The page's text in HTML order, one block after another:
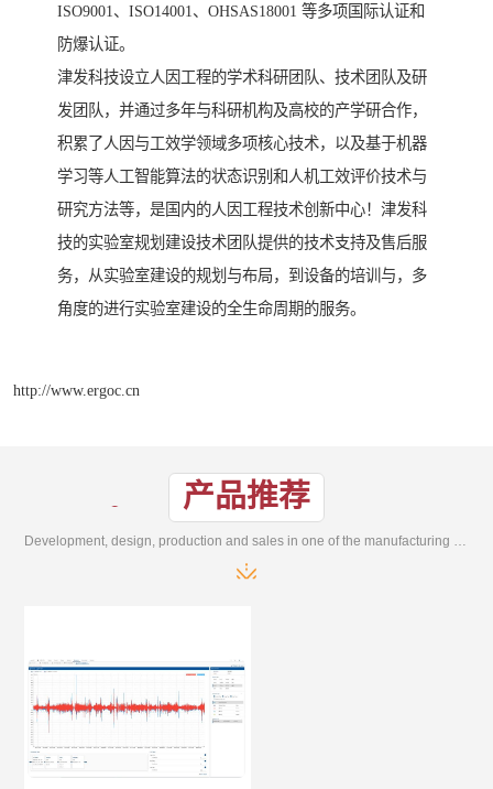
ISO9001、ISO14001、OHSAS18001 等多项国际认证和
防爆认证。
津发科技设立人因工程的学术科研团队、技术团队及研
发团队，并通过多年与科研机构及高校的产学研合作，
积累了人因与工效学领域多项核心技术，以及基于机器
学习等人工智能算法的状态识别和人机工效评价技术与
研究方法等，是国内的人因工程技术创新中心！津发科
技的实验室规划建设技术团队提供的技术支持及售后服
务，从实验室建设的规划与布局，到设备的培训与，多
角度的进行实验室建设的全生命周期的服务。
http://www.ergoc.cn
产品推荐
Development, design, production and sales in one of the manufacturing enterprises